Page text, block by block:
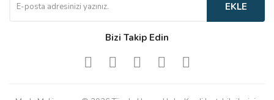
EKLE
Bizi Takip Edin